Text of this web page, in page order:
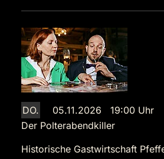
DO.
05.11.2026 19:00 Uhr
Der Polterabendkiller
Historische Gastwirtschaft